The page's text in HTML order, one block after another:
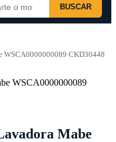
BUSCAR
WSCA0000000089 CKD30448
Mabe